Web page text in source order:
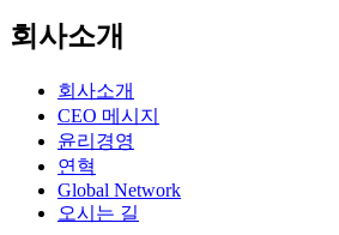
회사소개
회사소개
CEO 메시지
윤리경영
연혁
Global Network
오시는 길